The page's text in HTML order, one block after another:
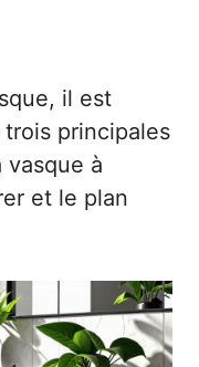
il est
principales
vasque à
et le plan